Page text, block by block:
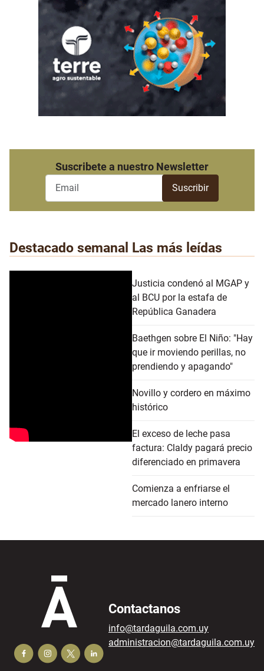
Suscribete a nuestro Newsletter
Destacado semanal Las más leídas
Justicia condenó al MGAP y
al BCU por la estafa de
República Ganadera
Baethgen sobre El Niño: "Hay
que ir moviendo perillas, no
prendiendo y apagando"
Novillo y cordero en máximo
histórico
El exceso de leche pasa
factura: Claldy pagará precio
diferenciado en primavera
Comienza a enfriarse el
mercado lanero interno
Contactanos
info@tardaguila.com.uy
administracion@tardaguila.com.uy